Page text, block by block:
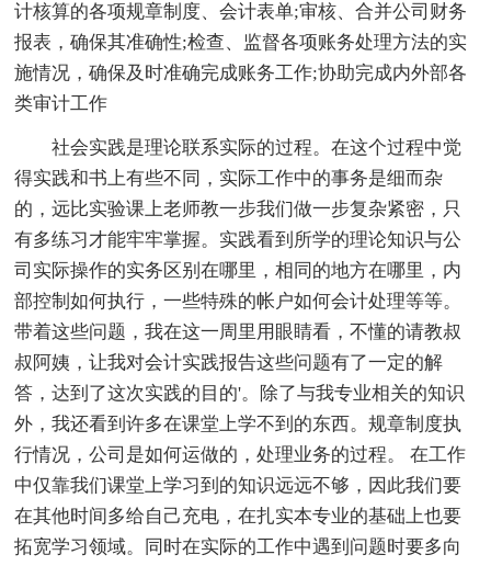
计核算的各项规章制度、会计表单;审核、合并公司财务
报表，确保其准确性;检查、监督各项账务处理方法的实
施情况，确保及时准确完成账务工作;协助完成内外部各
类审计工作
社会实践是理论联系实际的过程。在这个过程中觉
得实践和书上有些不同，实际工作中的事务是细而杂
的，远比实验课上老师教一步我们做一步复杂紧密，只
有多练习才能牢牢掌握。实践看到所学的理论知识与公
司实际操作的实务区别在哪里，相同的地方在哪里，内
部控制如何执行，一些特殊的帐户如何会计处理等等。
带着这些问题，我在这一周里用眼睛看，不懂的请教叔
叔阿姨，让我对会计实践报告这些问题有了一定的解
答，达到了这次实践的目的'。除了与我专业相关的知识
外，我还看到许多在课堂上学不到的东西。规章制度执
行情况，公司是如何运做的，处理业务的过程。 在工作
中仅靠我们课堂上学习到的知识远远不够，因此我们要
在其他时间多给自己充电，在扎实本专业的基础上也要
拓宽学习领域。同时在实际的工作中遇到问题时要多向